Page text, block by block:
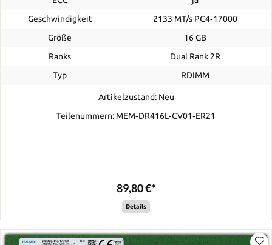
Geschwindigkeit
2133 MT/s PC4‑17000
Größe
16 GB
Ranks
Dual Rank 2R
Typ
RDIMM
Artikelzustand: Neu
Teilenummern: MEM‐DR416L‐CV01‐ER21
89,80 €*
Details